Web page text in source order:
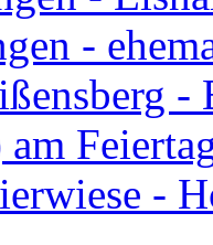
-
-